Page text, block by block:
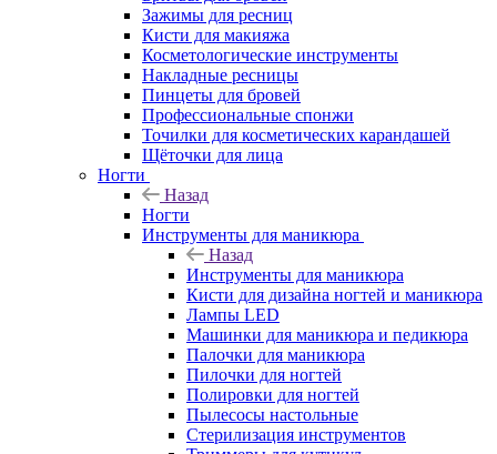
Зажимы для ресниц
Кисти для макияжа
Косметологические инструменты
Накладные ресницы
Пинцеты для бровей
Профессиональные спонжи
Точилки для косметических карандашей
Щёточки для лица
Ногти
Назад
Ногти
Инструменты для маникюра
Назад
Инструменты для маникюра
Кисти для дизайна ногтей и маникюра
Лампы LED
Машинки для маникюра и педикюра
Палочки для маникюра
Пилочки для ногтей
Полировки для ногтей
Пылесосы настольные
Стерилизация инструментов